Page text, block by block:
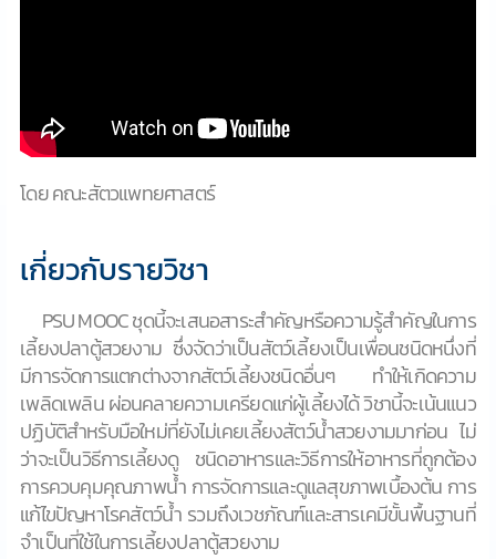
โดย คณะสัตวแพทยศาสตร์
เกี่ยวกับรายวิชา
PSU MOOC ชุดนี้จะเสนอสาระสำคัญหรือความรู้สำคัญในการ
เลี้ยงปลาตู้สวยงาม ซึ่งจัดว่าเป็นสัตว์เลี้ยงเป็นเพื่อนชนิดหนึ่งที่
มีการจัดการแตกต่างจากสัตว์เลี้ยงชนิดอื่นๆ ทำให้เกิดความ
เพลิดเพลิน ผ่อนคลายความเครียดแก่ผู้เลี้ยงได้ วิชานี้จะเน้นแนว
ปฏิบัติสำหรับมือใหม่ที่ยังไม่เคยเลี้ยงสัตว์น้ำสวยงามมาก่อน ไม่
ว่าจะเป็นวิธีการเลี้ยงดู ชนิดอาหารและวิธีการให้อาหารที่ถูกต้อง
การควบคุมคุณภาพน้ำ การจัดการและดูแลสุขภาพเบื้องต้น การ
แก้ไขปัญหาโรคสัตว์น้ำ รวมถึงเวชภัณฑ์และสารเคมีขั้นพื้นฐานที่
จำเป็นที่ใช้ในการเลี้ยงปลาตู้สวยงาม